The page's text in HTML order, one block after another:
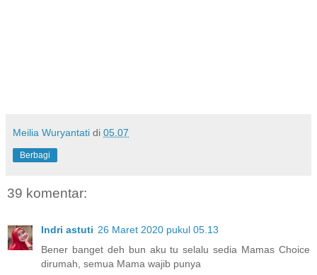
Meilia Wuryantati di 05.07
Berbagi
39 komentar:
Indri astuti 26 Maret 2020 pukul 05.13
Bener banget deh bun aku tu selalu sedia Mamas Choice
dirumah, semua Mama wajib punya